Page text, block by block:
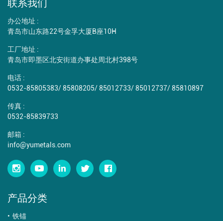
办公地址 :
青岛市山东路22号金孚大厦B座10H
工厂地址 :
青岛市即墨区北安街道办事处周北村398号
电话 :
0532-85805383/85808205/85012733/85012737/85810897
传真 :
0532-85839733
邮箱 :
info@yumetals.com
产品分类
铁锚